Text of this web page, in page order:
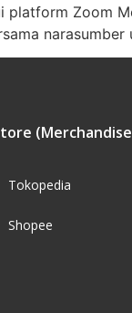
platform Zoom
Tokopedia
Shopee